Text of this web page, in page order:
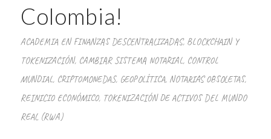
Colombia!
ACADEMIA EN FINANZAS DESCENTRALIZADAS, BLOCKCHAIN Y
TOKENIZACIÓN, CAMBIAR SISTEMA NOTARIAL, CONTROL
MUNDIAL, CRIPTOMONEDAS, GEOPOLÍTICA, NOTARIAS OBSOLETAS,
REINICIO ECONÓMICO, TOKENIZACIÓN DE ACTIVOS DEL MUNDO
REAL (RWA)